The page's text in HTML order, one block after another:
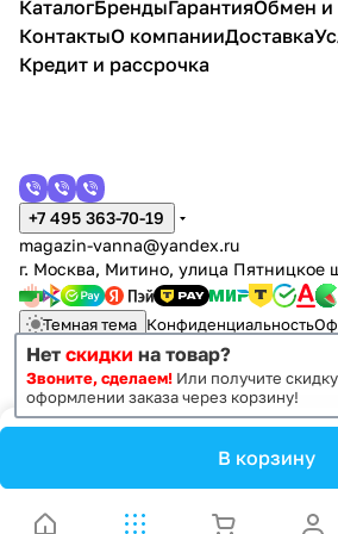
сной,
пейна
, хром
сной,
белы
й,
хром
напо
льны
й,
белы
патина
сереб
ьный,
прав
компл
ект,
В корзину
КаталогБрендыГарантияОбмен и
КонтактыО компанииДоставка
Кредит и рассрочка
+7 495 363-70-19
magazin-vanna@yandex.ru
г. Москва, Митино, улица Пятницкое
Темная тема Конфиденциальность
© 2011 - 2026 Vanna-vanna.ru
Нет скидки на товар?
Звоните, сделаем! Или получите
оформлении заказа через корзину!